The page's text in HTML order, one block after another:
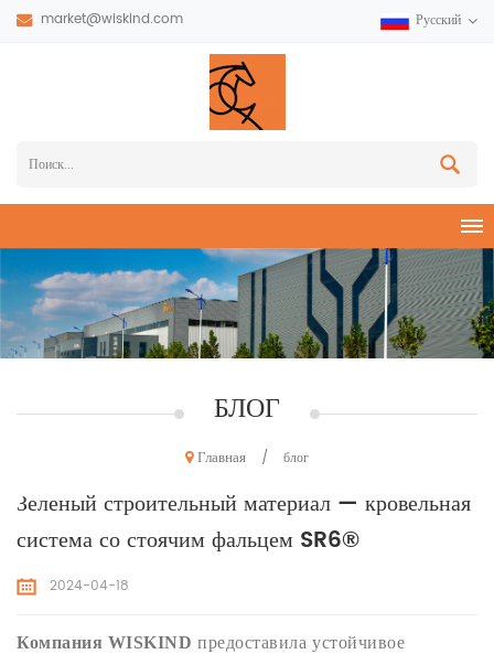
market@wiskind.com Русский
БЛОГ
Главная / блог
Зеленый строительный материал — кровельная
система со стоячим фальцем SR6®
2024-04-18
Компания WISKIND предоставила устойчивое